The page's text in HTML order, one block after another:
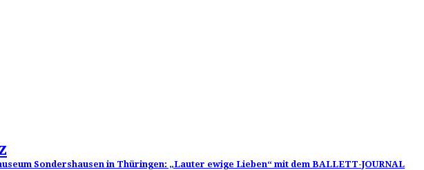
Sondershausen in Thüringen: „Lauter ewige Lieben“ mit dem BALLETT-JOURNAL